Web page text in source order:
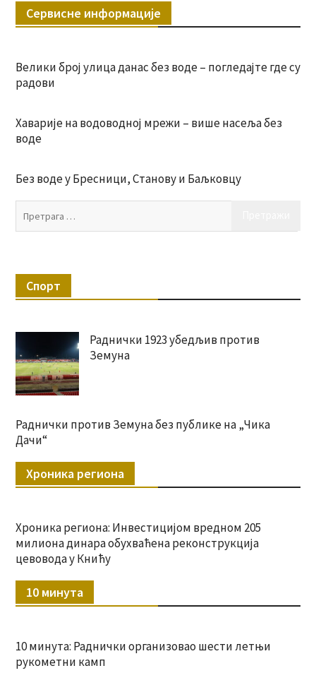
Сервисне информације
Велики број улица данас без воде – погледајте где су
радови
Хаварије на водоводној мрежи – више насеља без
воде
Без воде у Бресници, Станову и Баљковцу
Спорт
Раднички 1923 убедљив против
Земуна
Раднички против Земуна без публике на „Чика
Дачи“
Хроника региона
Хроника региона: Инвестицијом вредном 205
милиона динара обухваћена реконструкција
цевовода у Книћу
10 минута
10 минута: Раднички организовао шести летњи
рукометни камп